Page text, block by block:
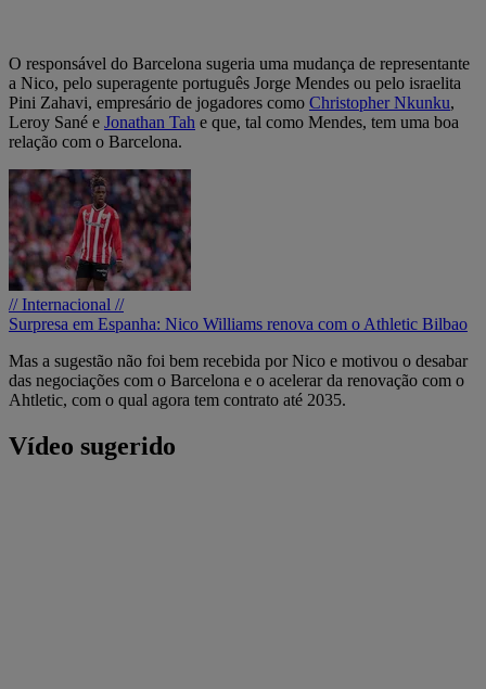
O responsável do Barcelona sugeria uma mudança de representante
a Nico, pelo superagente português Jorge Mendes ou pelo israelita
Pini Zahavi, empresário de jogadores como Christopher Nkunku,
Leroy Sané e Jonathan Tah e que, tal como Mendes, tem uma boa
relação com o Barcelona.
// Internacional //
Surpresa em Espanha: Nico Williams renova com o Athletic Bilbao
Mas a sugestão não foi bem recebida por Nico e motivou o desabar
das negociações com o Barcelona e o acelerar da renovação com o
Ahtletic, com o qual agora tem contrato até 2035.
Vídeo sugerido